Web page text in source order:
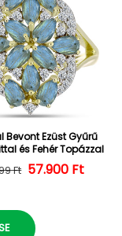
Bevont Ezüst Gyűrű
és Fehér Topázzal
Normál ár
Ft 57.900 Ft